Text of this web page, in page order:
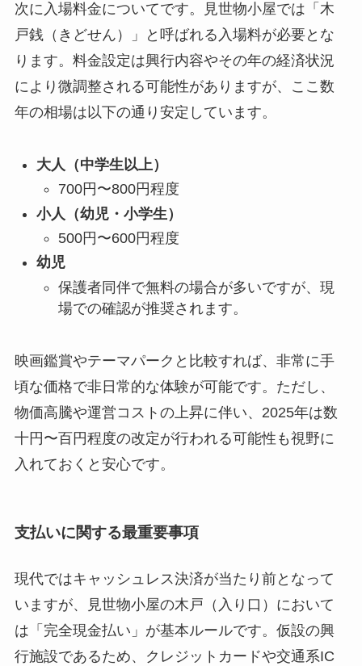
次に入場料金についてです。見世物小屋では「木
戸銭（きどせん）」と呼ばれる入場料が必要とな
ります。料金設定は興行内容やその年の経済状況
により微調整される可能性がありますが、ここ数
年の相場は以下の通り安定しています。
大人（中学生以上）
700円〜800円程度
小人（幼児・小学生）
500円〜600円程度
幼児
保護者同伴で無料の場合が多いですが、現
場での確認が推奨されます。
映画鑑賞やテーマパークと比較すれば、非常に手
頃な価格で非日常的な体験が可能です。ただし、
物価高騰や運営コストの上昇に伴い、2025年は数
十円〜百円程度の改定が行われる可能性も視野に
入れておくと安心です。
支払いに関する最重要事項
現代ではキャッシュレス決済が当たり前となって
いますが、見世物小屋の木戸（入り口）において
は「完全現金払い」が基本ルールです。仮設の興
行施設であるため、クレジットカードや交通系IC